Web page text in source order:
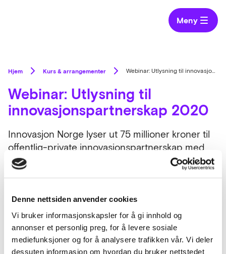
Denne nettsiden anvender cookies
Vi bruker informasjonskapsler for å gi innhold og
annonser et personlig preg, for å levere sosiale
mediefunksjoner og for å analysere trafikken vår. Vi deler
dessuten informasjon om hvordan du bruker nettstedet
Meny
Hjem Kurs & arrangementer Webinar: Utlysning til innovasjonspartnerskap 2020
Webinar: Utlysning til
innovasjonspartnerskap 2020
Innovasjon Norge lyser ut 75 millioner kroner til
offentlig-private innovasjonspartnerskap med
mål om å løse samfunnsutfordringer.
Søknadsfrist er 4. mai.
Tidspunkt
Fredag 17. april 2020 kl. 12:00 - 13:00